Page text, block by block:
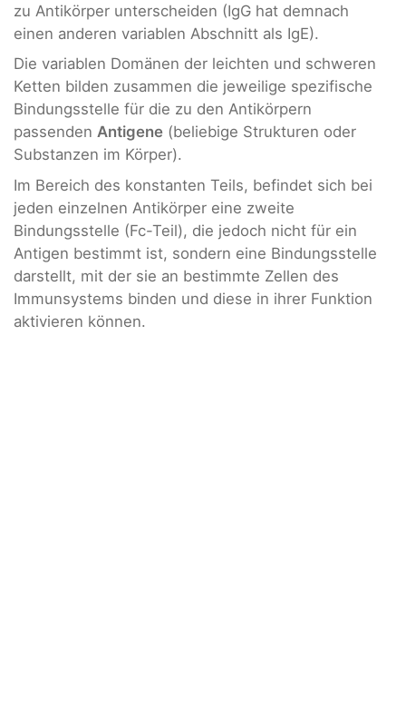
zu Antikörper unterscheiden (IgG hat demnach
einen anderen variablen Abschnitt als IgE).
Die variablen Domänen der leichten und schweren
Ketten bilden zusammen die jeweilige spezifische
Bindungsstelle für die zu den Antikörpern
passenden Antigene (beliebige Strukturen oder
Substanzen im Körper).
Im Bereich des konstanten Teils, befindet sich bei
jeden einzelnen Antikörper eine zweite
Bindungsstelle (Fc-Teil), die jedoch nicht für ein
Antigen bestimmt ist, sondern eine Bindungsstelle
darstellt, mit der sie an bestimmte Zellen des
Immunsystems binden und diese in ihrer Funktion
aktivieren können.